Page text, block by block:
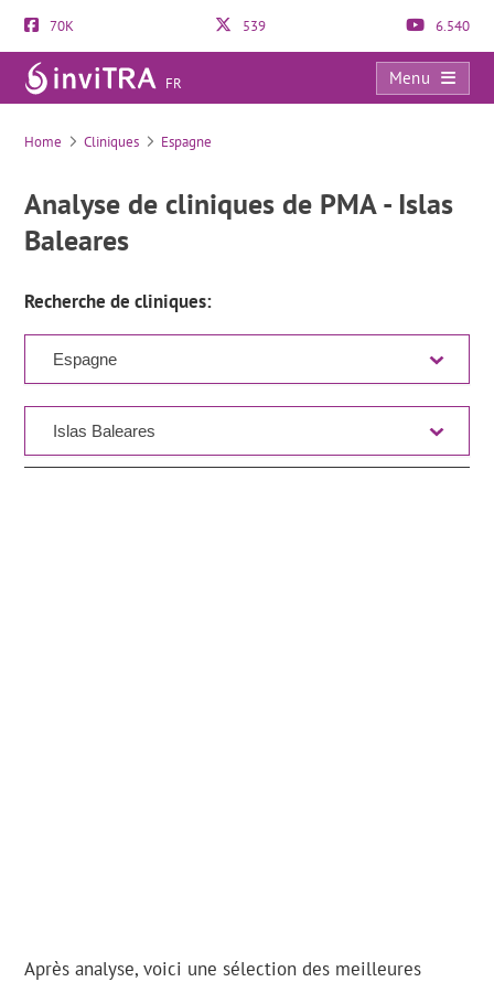
70K 539 6.540
FR
Menu
Liste des cliniques
Home Cliniques Espagne
Analyse de cliniques de PMA - Islas
Baleares
Recherche de cliniques:
Après analyse, voici une sélection des meilleures